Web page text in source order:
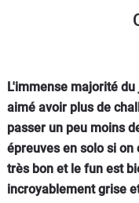
L'immense majorité
aimé avoir plus de
passer un peu moins
épreuves en solo si
très bon et le fun est
incroyablement grise